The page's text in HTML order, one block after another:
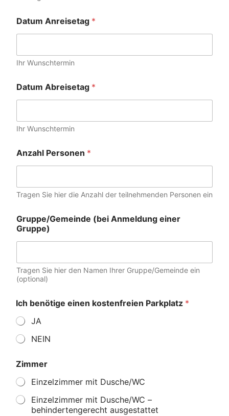
Datum Anreisetag *
Ihr Wunschtermin
Datum Abreisetag *
Ihr Wunschtermin
Anzahl Personen *
Tragen Sie hier die Anzahl der teilnehmenden Personen ein
Gruppe/Gemeinde (bei Anmeldung einer
Gruppe)
Tragen Sie hier den Namen Ihrer Gruppe/Gemeinde ein
(optional)
Ich benötige einen kostenfreien Parkplatz *
JA
NEIN
Zimmer
Einzelzimmer mit Dusche/WC
Einzelzimmer mit Dusche/WC –
behindertengerecht ausgestattet